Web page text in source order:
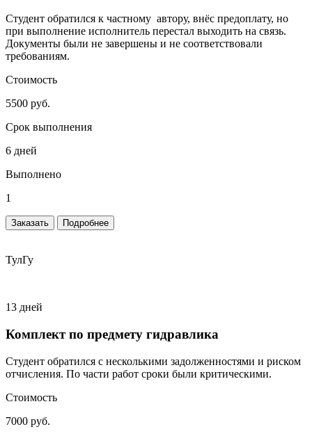
Студент обратился к частному автору, внёс предоплату, но
при выполнение исполнитель перестал выходить на связь.
Документы были не завершены и не соответствовали
требованиям.
Стоимость
5500 руб.
Срок выполнения
6 дней
Выполнено
1
Заказать Подробнее
ТулГу
13 дней
Комплект по предмету гидравлика
Студент обратился с несколькими задолженностями и риском
отчисления. По части работ сроки были критическими.
Стоимость
7000 руб.